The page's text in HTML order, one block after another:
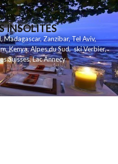
INSOLITES
,Madagascar,Zanzibar,Tel Aviv,
,Kenya,Alpes du Sud,ski Verbier,
Suisses,Lac Annecy